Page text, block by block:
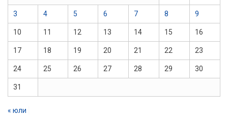
3 4 5 6 7 8 9
10 11 12 13 14 15 16
17 18 19 20 21 22 23
24 25 26 27 28 29 30
31
« юли